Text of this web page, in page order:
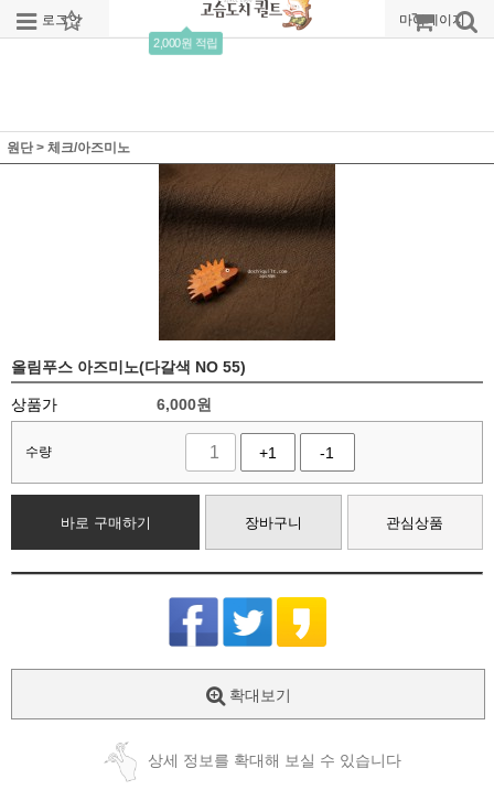
로그인 회원가입
2,000원 적립
주문조회 마이페이지
원단 > 체크/아즈미노
올림푸스 아즈미노(다갈색 NO 55)
상품가 6,000원
수량 +1 -1
바로 구매하기 장바구니 관심상품
확대보기
상세 정보를 확대해 보실 수 있습니다